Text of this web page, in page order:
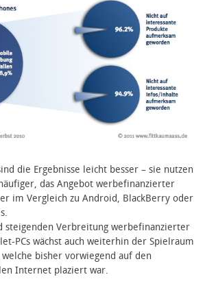
die Ergebnisse leicht besser – sie nutzen
das Angebot werbefinanzierter
im Vergleich zu Android, BlackBerry oder
steigenden Verbreitung werbefinanzierter
PCs wächst auch weiterhin der Spielraum
bisher vorwiegend auf den
Internet plaziert war.